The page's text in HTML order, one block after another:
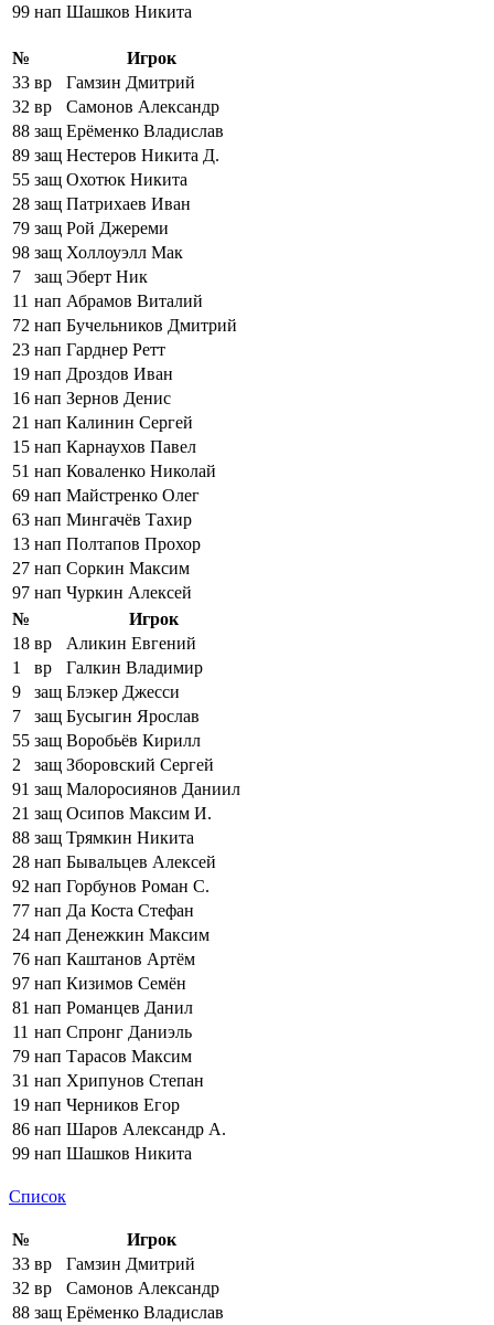
99 нап Шашков Никита
№
Игрок
33 вр
Гамзин Дмитрий
32 вр
Самонов Александр
88 защ Ерёменко Владислав
89 защ Нестеров Никита Д.
55 защ Охотюк Никита
28 защ Патрихаев Иван
79 защ Рой Джереми
98 защ Холлоуэлл Мак
7
защ Эберт Ник
11 нап Абрамов Виталий
72 нап Бучельников Дмитрий
23 нап Гарднер Ретт
19 нап Дроздов Иван
16 нап Зернов Денис
21 нап Калинин Сергей
15 нап Карнаухов Павел
51 нап Коваленко Николай
69 нап Майстренко Олег
63 нап Мингачёв Тахир
13 нап Полтапов Прохор
27 нап Соркин Максим
97 нап Чуркин Алексей
№
Игрок
18 вр
Аликин Евгений
1
вр
Галкин Владимир
9
защ Блэкер Джесси
7
защ Бусыгин Ярослав
55 защ Воробьёв Кирилл
2
защ Зборовский Сергей
91 защ Малоросиянов Даниил
21 защ Осипов Максим И.
88 защ Трямкин Никита
28 нап Бывальцев Алексей
92 нап Горбунов Роман С.
77 нап Да Коста Стефан
24 нап Денежкин Максим
76 нап Каштанов Артём
97 нап Кизимов Семён
81 нап Романцев Данил
11 нап Спронг Даниэль
79 нап Тарасов Максим
31 нап Хрипунов Степан
19 нап Черников Егор
86 нап Шаров Александр А.
99 нап Шашков Никита
Список
№
Игрок
33 вр
Гамзин Дмитрий
32 вр
Самонов Александр
88 защ Ерёменко Владислав